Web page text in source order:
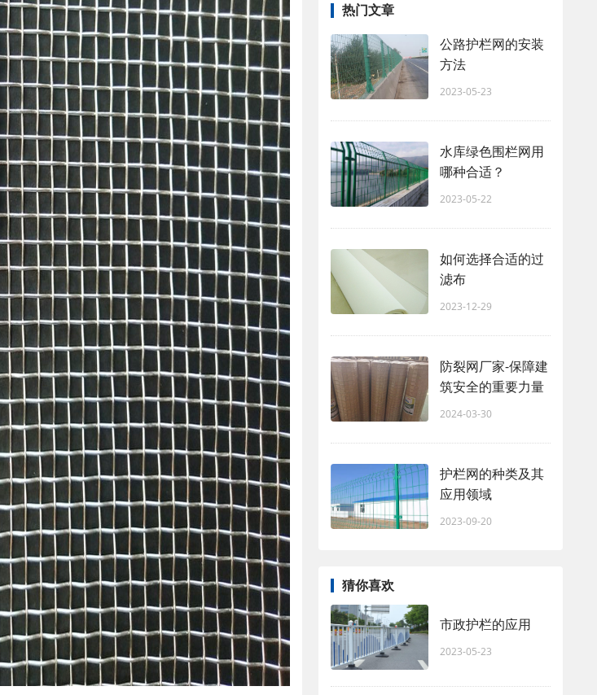
热门文章
公路护栏网的安装
方法
2023-05-23
水库绿色围栏网用
哪种合适？
2023-05-22
如何选择合适的过
滤布
2023-12-29
防裂网厂家-保障建
筑安全的重要力量
2024-03-30
护栏网的种类及其
应用领域
2023-09-20
猜你喜欢
市政护栏的应用
2023-05-23